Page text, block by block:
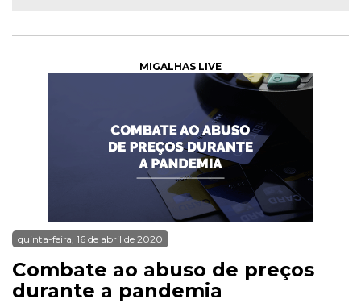
MIGALHAS LIVE
quinta-feira, 16 de abril de 2020
Combate ao abuso de preços
durante a pandemia